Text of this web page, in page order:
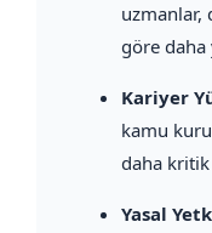
uzmanlar,
göre daha
Kariyer
kamu
daha
Yasal